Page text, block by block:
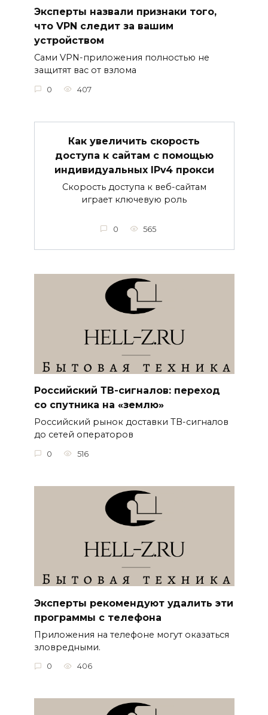
Эксперты назвали признаки того,
что VPN следит за вашим
устройством
Сами VPN-приложения полностью не
защитят вас от взлома
0 407
Как увеличить скорость
доступа к сайтам с помощью
индивидуальных IPv4 прокси
Скорость доступа к веб-сайтам
играет ключевую роль
0 565
Российский ТВ-сигналов: переход
со спутника на «землю»
Российский рынок доставки ТВ-сигналов
до сетей операторов
0 516
Эксперты рекомендуют удалить эти
программы с телефона
Приложения на телефоне могут оказаться
зловредными.
0 406